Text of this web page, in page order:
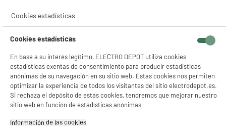
Cookies estadísticas
Cookies estadísticas
En base a su interés legítimo, ELECTRO DEPOT utiliza cookies
estadísticas exentas de consentimiento para producir estadísticas
anónimas de su navegación en su sitio web. Estas cookies nos permiten
optimizar la experiencia de todos los visitantes del sitio electrodepot.es.
Si rechaza el depósito de estas cookies, tendremos que mejorar nuestro
sitio web en función de estadísticas anónimas
Información de las cookies‎